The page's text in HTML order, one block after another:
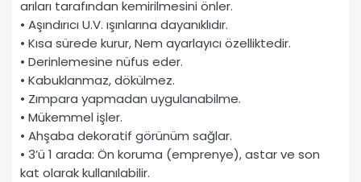
arıları tarafından kemirilmesini önler.
• Aşındırıcı U.V. ışınlarına dayanıklıdır.
• Kısa sürede kurur, Nem ayarlayıcı özelliktedir.
• Derinlemesine nüfus eder.
• Kabuklanmaz, dökülmez.
• Zımpara yapmadan uygulanabilme.
• Mükemmel işler.
• Ahşaba dekoratif görünüm sağlar.
• 3’ü 1 arada: Ön koruma (emprenye), astar ve son
kat olarak kullanılabilir.